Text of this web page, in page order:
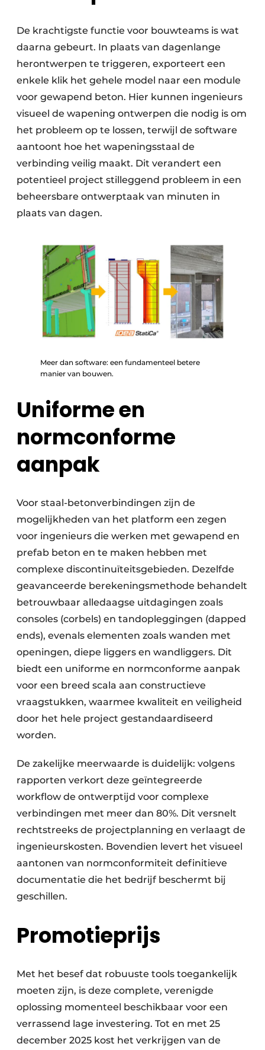
De krachtigste functie voor bouwteams is wat
daarna gebeurt. In plaats van dagenlange
herontwerpen te triggeren, exporteert een
enkele klik het gehele model naar een module
voor gewapend beton. Hier kunnen ingenieurs
visueel de wapening ontwerpen die nodig is om
het probleem op te lossen, terwijl de software
aantoont hoe het wapeningsstaal de
verbinding veilig maakt. Dit verandert een
potentieel project stilleggend probleem in een
beheersbare ontwerptaak van minuten in
plaats van dagen.
Meer dan software: een fundamenteel betere
manier van bouwen.
Uniforme en
normconforme
aanpak
Voor staal-betonverbindingen zijn de
mogelijkheden van het platform een zegen
voor ingenieurs die werken met gewapend en
prefab beton en te maken hebben met
complexe discontinuïteitsgebieden. Dezelfde
geavanceerde berekeningsmethode behandelt
betrouwbaar alledaagse uitdagingen zoals
consoles (corbels) en tandopleggingen (dapped
ends), evenals elementen zoals wanden met
openingen, diepe liggers en wandliggers. Dit
biedt een uniforme en normconforme aanpak
voor een breed scala aan constructieve
vraagstukken, waarmee kwaliteit en veiligheid
door het hele project gestandaardiseerd
worden.
De zakelijke meerwaarde is duidelijk: volgens
rapporten verkort deze geïntegreerde
workflow de ontwerptijd voor complexe
verbindingen met meer dan 80%. Dit versnelt
rechtstreeks de projectplanning en verlaagt de
ingenieurskosten. Bovendien levert het visueel
aantonen van normconformiteit definitieve
documentatie die het bedrijf beschermt bij
geschillen.
Promotieprijs
Met het besef dat robuuste tools toegankelijk
moeten zijn, is deze complete, verenigde
oplossing momenteel beschikbaar voor een
verrassend lage investering. Tot en met 25
december 2025 kost het verkrijgen van de